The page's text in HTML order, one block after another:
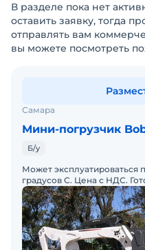
В разделе пока нет
оставить заявку, тогда
отправлять вам
вы можете посмотреть
Самара
Мини-погрузчик
Б/у
Может эксплуатироваться
градусов С. Цена с НДС.